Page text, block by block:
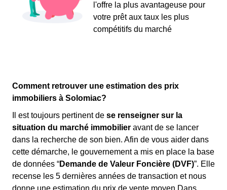
l'offre la plus avantageuse pour
votre prêt aux taux les plus
compétitifs du marché
Comment retrouver une estimation des prix
immobiliers à Solomiac?
Il est toujours pertinent de se renseigner sur la
situation du marché immobilier avant de se lancer
dans la recherche de son bien. Afin de vous aider dans
cette démarche, le gouvernement a mis en place la base
de données “Demande de Valeur Foncière (DVF)”. Elle
recense les 5 dernières années de transaction et nous
donne une estimation du prix de vente moyen.Dans